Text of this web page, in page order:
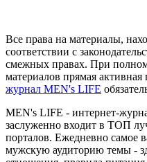
Все права на материалы,
соответствии с
смежных правах. При
материалов прямая активная
журнал MEN's LIFE
MEN's LIFE - интернет-
заслуженно входит в ТОП
порталов. Ежедневно самое
мужскую аудиторию темы -